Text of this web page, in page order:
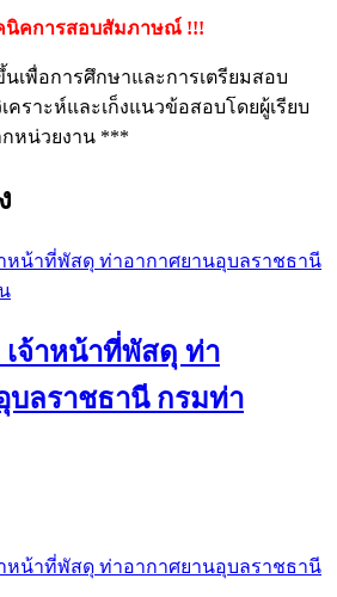
นิคการสอบสัมภาษณ์ !!!
เพื่อการศึกษาและการเตรียมสอบ
คราะห์และเก็งแนวข้อสอบโดยผู้เรียบ
กหน่วยงาน ***
จ้าหน้าที่พัสดุ ท่า
บลราชธานี กรมท่า